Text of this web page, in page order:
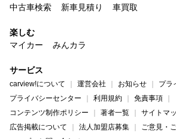
中古車検索
新車見積り 車買取
楽しむ
マイカー
みんカラ
サービス
carview!について 運営会社 お知らせ
プラ
プライバシーセンター
利用規約
免責事項
コンテンツ制作ポリシー
著者一覧
サイトマ
広告掲載について
法人加盟店募集
ご意見・